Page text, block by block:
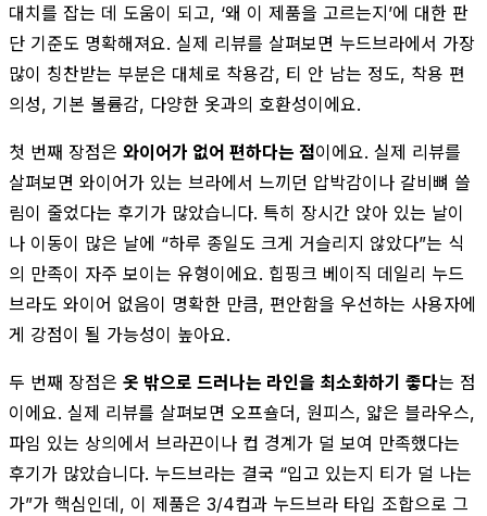
대치를 잡는 데 도움이 되고, ‘왜 이 제품을 고르는지’에 대한 판
단 기준도 명확해져요. 실제 리뷰를 살펴보면 누드브라에서 가장
많이 칭찬받는 부분은 대체로 착용감, 티 안 남는 정도, 착용 편
의성, 기본 볼륨감, 다양한 옷과의 호환성이에요.
첫 번째 장점은 와이어가 없어 편하다는 점이에요. 실제 리뷰를
살펴보면 와이어가 있는 브라에서 느끼던 압박감이나 갈비뼈 쓸
림이 줄었다는 후기가 많았습니다. 특히 장시간 앉아 있는 날이
나 이동이 많은 날에 “하루 종일도 크게 거슬리지 않았다”는 식
의 만족이 자주 보이는 유형이에요. 힙핑크 베이직 데일리 누드
브라도 와이어 없음이 명확한 만큼, 편안함을 우선하는 사용자에
게 강점이 될 가능성이 높아요.
두 번째 장점은 옷 밖으로 드러나는 라인을 최소화하기 좋다는 점
이에요. 실제 리뷰를 살펴보면 오프숄더, 원피스, 얇은 블라우스,
파임 있는 상의에서 브라끈이나 컵 경계가 덜 보여 만족했다는
후기가 많았습니다. 누드브라는 결국 “입고 있는지 티가 덜 나는
가”가 핵심인데, 이 제품은 3/4컵과 누드브라 타입 조합으로 그